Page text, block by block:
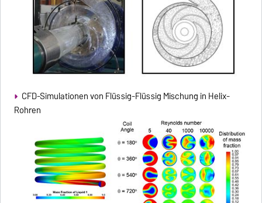
CFD-Simulationen von Flüssig-Flüssig Mischung in Helix-
Rohren